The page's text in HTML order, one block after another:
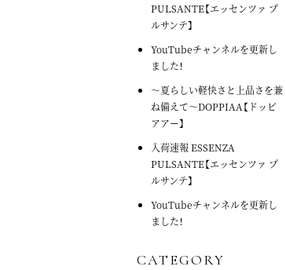
PULSANTE【エッセンツァ プ
ルサンテ】
YouTubeチャンネルを更新し
ました！
～夏らしい軽快さと上品さを兼
ね備えて～DOPPIAA【ドッピ
アアー】
入荷速報 ESSENZA
PULSANTE【エッセンツァ プ
ルサンテ】
YouTubeチャンネルを更新し
ました！
CATEGORY